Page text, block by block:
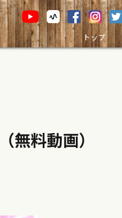
トップ
無料動画）